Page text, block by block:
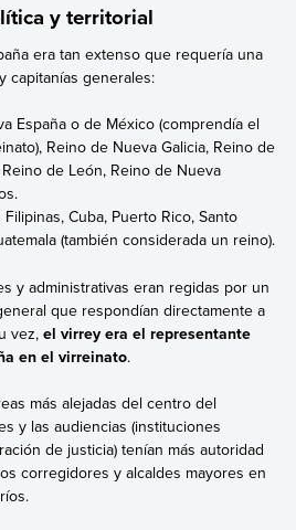
y territorial
era tan extenso que requería una
capitanías generales:
España o de México (comprendía el
Reino de Nueva Galicia, Reino de
de León, Reino de Nueva
Filipinas, Cuba, Puerto Rico, Santo
(también considerada un reino).
y administrativas eran regidas por un
que respondían directamente a
vez,el virrey era el representante
en el virreinato.
más alejadas del centro del
y las audiencias (instituciones
de justicia) tenían más autoridad
corregidores y alcaldes mayores en